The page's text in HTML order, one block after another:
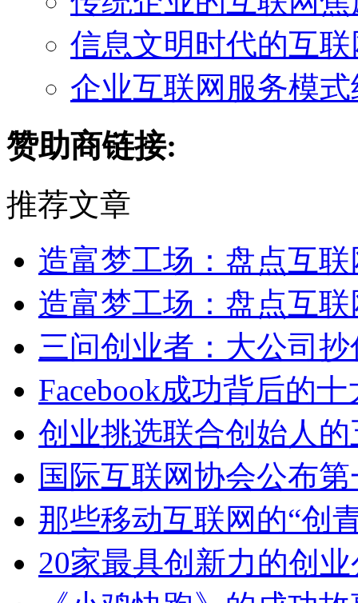
信息文明时代的互
企业互联网服务模
赞助商链接:
推荐文章
造富梦工场：盘点互
造富梦工场：盘点互
三问创业者：大公司
Facebook成功背后的
创业挑选联合创始人
国际互联网协会公布
那些移动互联网的“创
20家最具创新力的创